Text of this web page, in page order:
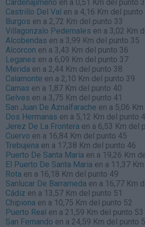
Cardeñajimeno en a 0,51 Km del punto
Castrillo Del Val en a 4,16 Km del punto
Burgos en a 2,72 Km del punto 33
Villagonzalo Pedernales en a 3,02 Km
Alcobendas en a 3,99 Km del punto 35
Alcorcon en a 3,43 Km del punto 36
Leganes en a 6,09 Km del punto 37
Merida en a 2,44 Km del punto 38
Calamonte en a 2,10 Km del punto 39
Camas en a 1,87 Km del punto 40
Gelves en a 3,75 Km del punto 41
San Juan De Aznalfarache en a 5,06
Dos Hermanas en a 5,12 Km del punto
Jerez De La Frontera en a 6,53 Km del
Cuervo en a 16,84 Km del punto 45
Trebujena en a 17,38 Km del punto 46
Puerto De Santa María en a 19,26 Km
El Puerto De Santa Maria en a 11,37
Rota en a 16,18 Km del punto 49
Sanlucar De Barrameda en a 16,77 Km
Cádiz en a 13,57 Km del punto 51
Chipiona en a 10,75 Km del punto 52
Puerto Real en a 21,59 Km del punto 53
San Fernando en a 24,59 Km del punto